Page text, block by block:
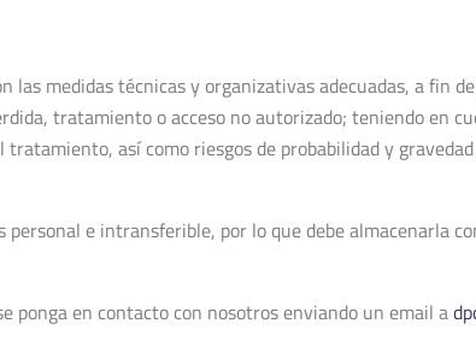
medidas técnicas y organizativas adecuadas, a fin
tratamiento o acceso no autorizado; teniendo en
así como riesgos de probabilidad y
e intransferible, por lo que debe almacenarla
ponga en contacto con nosotros enviando un email a